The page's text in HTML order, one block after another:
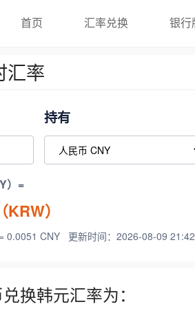
首页 汇率兑换 银行
汇率
持有
）=
）
0.0051 CNY 更新时间：2026-08-09
换韩元汇率为：